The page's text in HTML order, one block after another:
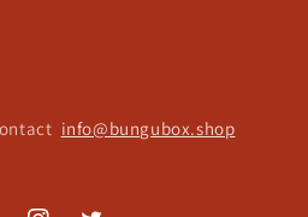
info@bungubox.shop